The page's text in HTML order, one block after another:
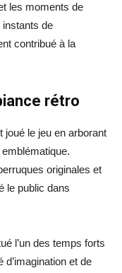
les moments de
instants de
contribué à la
rétro
joué le jeu en arborant
originales et
le public dans
l’un des temps forts
et de